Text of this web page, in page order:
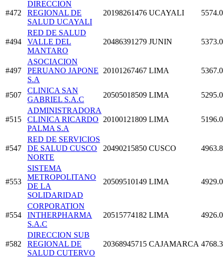
#472
DIRECCION
REGIONAL DE
SALUD UCAYALI
20198261476 UCAYALI
#494
RED DE SALUD
VALLE DEL
MANTARO
20486391279 JUNIN
#497
ASOCIACION
PERUANO JAPONE
S.A
20101267467 LIMA
#507
CLINICA SAN
GABRIEL S.A.C
20505018509 LIMA
#515
ADMINISTRADORA
CLINICA RICARDO
PALMA S.A
20100121809 LIMA
#547
RED DE SERVICIOS
DE SALUD CUSCO
NORTE
20490215850 CUSCO
#553
SISTEMA
METROPOLITANO
DE LA
SOLIDARIDAD
20509510149 LIMA
#554
CORPORATION
INTHERPHARMA
S.A.C
20515774182 LIMA
#582
DIRECCION SUB
REGIONAL DE
SALUD CUTERVO
20368945715 CAJAMARCA